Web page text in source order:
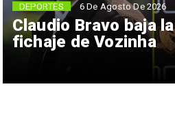
Claudio Bravo baja
fichaje de Vozinha
DEPORTES 6 De Agosto De 2026